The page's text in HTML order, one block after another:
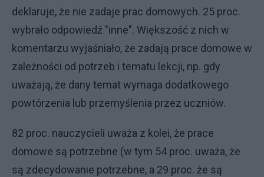
deklaruje, że nie zadaje prac domowych. 25 proc.
wybrało odpowiedź "inne". Większość z nich w
komentarzu wyjaśniało, że zadają prace domowe w
zależności od potrzeb i tematu lekcji, np. gdy
uważają, że dany temat wymaga dodatkowego
powtórzenia lub przemyślenia przez uczniów.
82 proc. nauczycieli uważa z kolei, że prace
domowe są potrzebne (w tym 54 proc. uważa, że
są zdecydowanie potrzebne, a 29 proc. że są